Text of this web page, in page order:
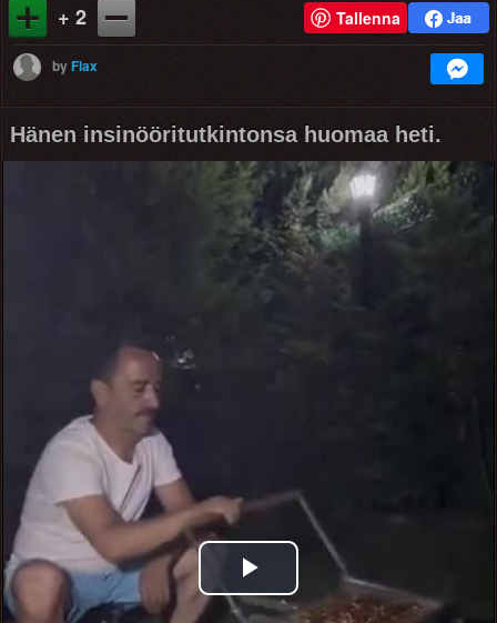
+ 2 Tallenna
byFlax
Hänen insinööritutkintonsa huomaa heti.
Play